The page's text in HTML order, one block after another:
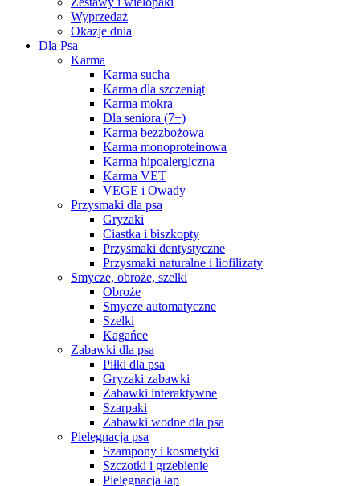
Wyprzedaż
Okazje dnia
Dla Psa
Karma
Karma sucha
Karma dla szczeniąt
Karma mokra
Dla seniora (7+)
Karma bezzbożowa
Karma monoproteinowa
Karma hipoalergiczna
Karma VET
VEGE i Owady
Przysmaki dla psa
Gryzaki
Ciastka i biszkopty
Przysmaki dentystyczne
Przysmaki naturalne i liofilizaty
Smycze, obroże, szelki
Obroże
Smycze automatyczne
Szelki
Kagańce
Zabawki dla psa
Piłki dla psa
Gryzaki zabawki
Zabawki interaktywne
Szarpaki
Zabawki wodne dla psa
Pielęgnacja psa
Szampony i kosmetyki
Szczotki i grzebienie
Pielęgnacja łap